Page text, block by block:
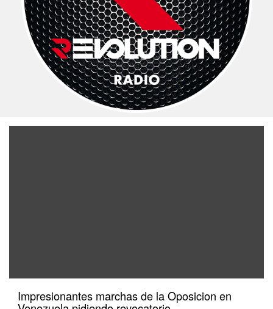
Impresionantes marchas de la Oposicion en